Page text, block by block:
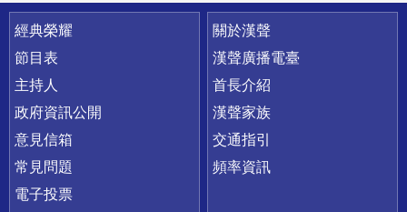
快速連結
經典榮耀
節目表
主持人
政府資訊公開
意見信箱
常見問題
電子投票
關於漢聲
漢聲廣播電臺
首長介紹
漢聲家族
交通指引
頻率資訊